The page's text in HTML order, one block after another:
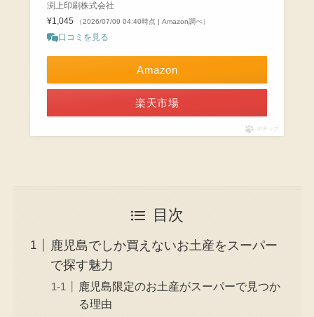
渕上印刷株式会社
¥1,045
（2026/07/09 04:40時点 | Amazon調べ）
口コミを見る
Amazon
楽天市場
ポチップ
目次
鹿児島でしか買えないお土産をスーパー
で探す魅力
鹿児島限定のお土産がスーパーで見つか
る理由